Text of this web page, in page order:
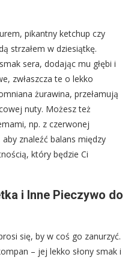
pikantny ketchup czy
strzałem w dziesiątkę.
sera, dodając mu głębi i
zwłaszcza te o lekko
żurawina, przełamują
nuty. Możesz też
np. z czerwonej
znaleźć balans między
który będzie Ci
i Inne Pieczywo do
się, by w coś go zanurzyć.
– jej lekko słony smak i